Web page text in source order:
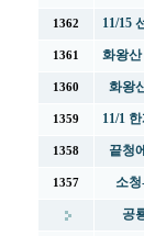
1362 11/15
1361 화왕산
1360 화왕
1359 11/1
1358 끝청
1357 소
공